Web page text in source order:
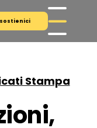
sostienici
Stampa